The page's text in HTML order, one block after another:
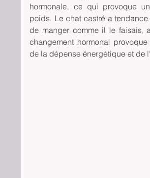
hormonale, ce qui provoque
poids. Le chat castré a
de manger comme il le faisais,
changement hormonal
de la dépense énergétique et de